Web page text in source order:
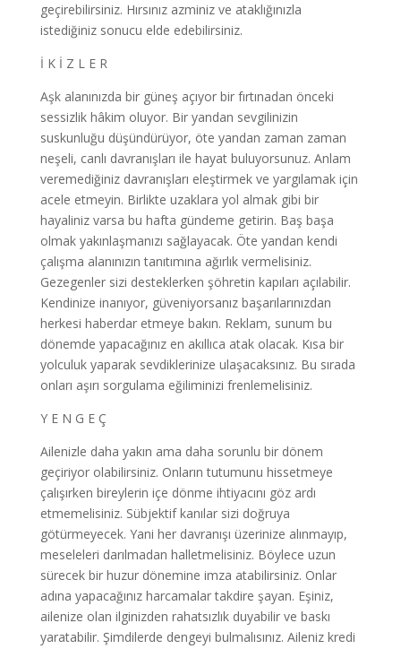
geçirebilirsiniz. Hırsınız azminiz ve ataklığınızla
istediğiniz sonucu elde edebilirsiniz.
İ K İ Z L E R
Aşk alanınızda bir güneş açıyor bir fırtınadan önceki
sessizlik hâkim oluyor. Bir yandan sevgilinizin
suskunluğu düşündürüyor, öte yandan zaman zaman
neşeli, canlı davranışları ile hayat buluyorsunuz. Anlam
veremediğiniz davranışları eleştirmek ve yargılamak için
acele etmeyin. Birlikte uzaklara yol almak gibi bir
hayaliniz varsa bu hafta gündeme getirin. Baş başa
olmak yakınlaşmanızı sağlayacak. Öte yandan kendi
çalışma alanınızın tanıtımına ağırlık vermelisiniz.
Gezegenler sizi desteklerken şöhretin kapıları açılabilir.
Kendinize inanıyor, güveniyorsanız başarılarınızdan
herkesi haberdar etmeye bakın. Reklam, sunum bu
dönemde yapacağınız en akıllıca atak olacak. Kısa bir
yolculuk yaparak sevdiklerinize ulaşacaksınız. Bu sırada
onları aşırı sorgulama eğiliminizi frenlemelisiniz.
Y E N G E Ç
Ailenizle daha yakın ama daha sorunlu bir dönem
geçiriyor olabilirsiniz. Onların tutumunu hissetmeye
çalışırken bireylerin içe dönme ihtiyacını göz ardı
etmemelisiniz. Sübjektif kanılar sizi doğruya
götürmeyecek. Yani her davranışı üzerinize alınmayıp,
meseleleri darılmadan halletmelisiniz. Böylece uzun
sürecek bir huzur dönemine imza atabilirsiniz. Onlar
adına yapacağınız harcamalar takdire şayan. Eşiniz,
ailenize olan ilginizden rahatsızlık duyabilir ve baskı
yaratabilir. Şimdilerde dengeyi bulmalısınız. Aileniz kredi